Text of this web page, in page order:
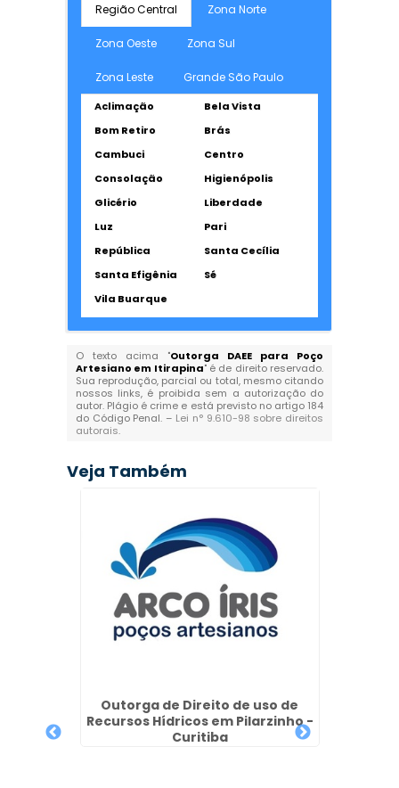
Região Central Zona Norte
Zona Oeste Zona Sul
Zona Leste Grande São Paulo
Aclimação
Bela Vista
Bom Retiro
Brás
Cambuci
Centro
Consolação
Higienópolis
Glicério
Liberdade
Luz
Pari
República
Santa Cecília
Santa Efigênia
Sé
Vila Buarque
O texto acima "Outorga DAEE para Poço
Artesiano em Itirapina" é de direito reservado.
Sua reprodução, parcial ou total, mesmo citando
nossos links, é proibida sem a autorização do
autor. Plágio é crime e está previsto no artigo 184
do Código Penal. – Lei n° 9.610-98 sobre direitos
autorais.
Veja Também
Outorga de Direito de uso de
Recursos Hídricos em Pilarzinho -
Curitiba